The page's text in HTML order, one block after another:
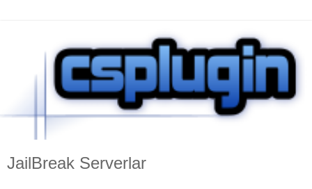
JailBreak Serverlar